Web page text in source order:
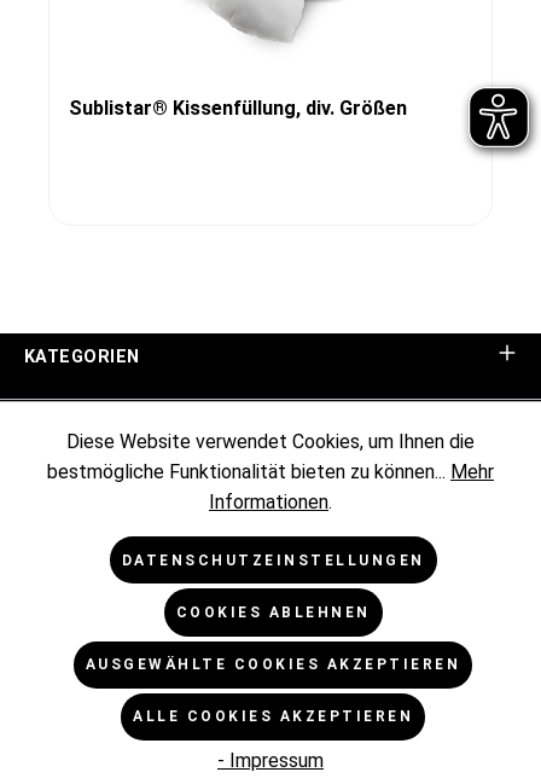
Sublistar® Kissenfüllung, div. Größen
KATEGORIEN
KUNDENINFORMATIONEN
RECHTLICHES
* Alle Preise exkl. gesetzl. Mehrwertsteuer zzgl.
Versandkosten
und ggf. Nachnahmegebühren, wenn nicht
anders angegeben.
Diese Website verwendet Cookies, um Ihnen die
bestmögliche Funktionalität bieten zu können... Mehr
Informationen.
DATENSCHUTZEINSTELLUNGEN
COOKIES ABLEHNEN
AUSGEWÄHLTE COOKIES AKZEPTIEREN
ALLE COOKIES AKZEPTIEREN
- Impressum